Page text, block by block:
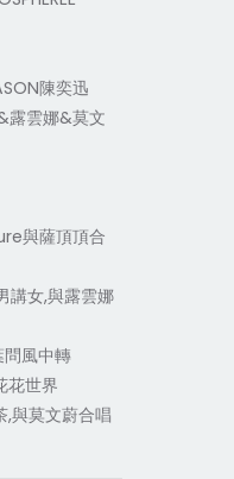
陳奕迅
露雲娜&莫文
與薩頂頂合
講女,與露雲娜
風中轉
世界
莫文蔚合唱